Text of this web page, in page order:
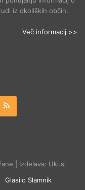
iz okoliških občin.
Več informacij >>
| Izdelava: Uki.si
Glasilo Slamnik